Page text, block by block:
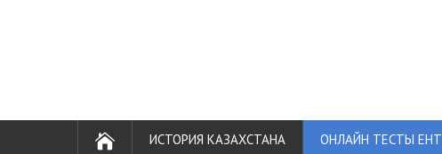
ИСТОРИЯ КАЗАХСТАНА ОНЛАЙН ТЕСТЫ ЕНТ